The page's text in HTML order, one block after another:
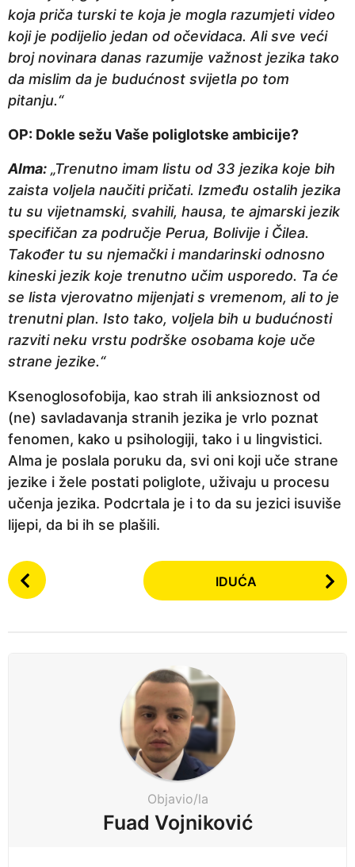
koja priča turski te koja je mogla razumjeti video
koji je podijelio jedan od očevidaca. Ali sve veći
broj novinara danas razumije važnost jezika tako
da mislim da je budućnost svijetla po tom
pitanju.“
OP: Dokle sežu Vaše poliglotske ambicije?
Alma: „Trenutno imam listu od 33 jezika koje bih
zaista voljela naučiti pričati. Između ostalih jezika
tu su vijetnamski, svahili, hausa, te ajmarski jezik
specifičan za područje Perua, Bolivije i Čilea.
Također tu su njemački i mandarinski odnosno
kineski jezik koje trenutno učim usporedo. Ta će
se lista vjerovatno mijenjati s vremenom, ali to je
trenutni plan. Isto tako, voljela bih u budućnosti
razviti neku vrstu podrške osobama koje uče
strane jezike.“
Ksenoglosofobija, kao strah ili anksioznost od
(ne) savladavanja stranih jezika je vrlo poznat
fenomen, kako u psihologiji, tako i u lingvistici.
Alma je poslala poruku da, svi oni koji uče strane
jezike i žele postati poliglote, uživaju u procesu
učenja jezika. Podcrtala je i to da su jezici isuviše
lijepi, da bi ih se plašili.
P
o
IDUĆA
Objavio/la
Fuad Vojniković